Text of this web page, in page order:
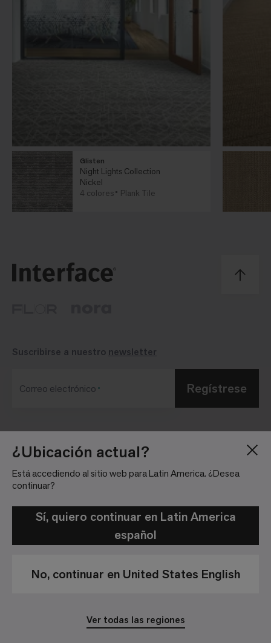
¿Ubicación actual?
Está accediendo al sitio web para Latin America. ¿Desea
continuar?
Sí, quiero continuar en Latin America
español
No, continuar en United States English
Ver todas las regiones
Glisten
Night Lights Collection
Nickel
4 colores
Plank Tile
Blog
Trabaja con nosotros
Ubicaciones
Sala de Prensa
Inversionistas
comunidad
Suscribirse a nuestro newsletter
Correo electrónico Regístrese
© 2026 Interface, Inc. All rights reserved.